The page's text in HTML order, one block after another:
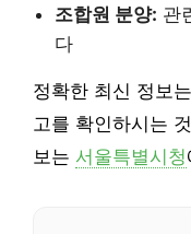
조합원 분양: 관
다
정확한 최신 정보
고를 확인하시는
보는 서울특별시청